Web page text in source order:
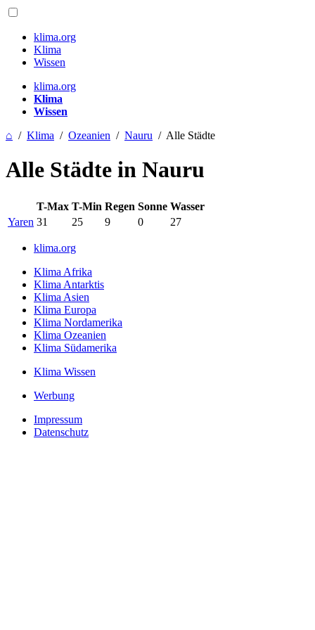
klima.org
Klima
Wissen
klima.org
Klima
Wissen
⌂ / Klima / Ozeanien / Nauru / Alle Städte
Alle Städte in Nauru
T-Max T-Min Regen Sonne Wasser
Yaren 31 25 9 0 27
klima.org
Klima Afrika
Klima Antarktis
Klima Asien
Klima Europa
Klima Nordamerika
Klima Ozeanien
Klima Südamerika
Klima Wissen
Werbung
Impressum
Datenschutz